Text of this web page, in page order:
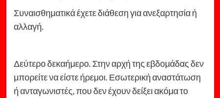
Συναισθηματικά έχετε διάθεση για ανεξαρτησία ή
αλλαγή.
Δεύτερο δεκαήμερο. Στην αρχή της εβδομάδας δεν
μπορείτε να είστε ήρεμοι. Εσωτερική αναστάτωση
ή ανταγωνιστές, που δεν έχουν δείξει ακόμα το